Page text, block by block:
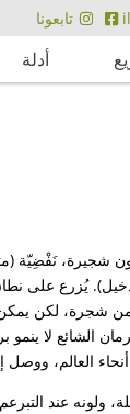
تابعونا
أدلة
دخيل). يُزرع
شجرة، لكن
الشائع لا ينمو
ووصل إلى
ولونه عند